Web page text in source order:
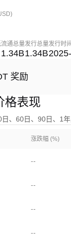
流通总量
1.34B
发行总量
1.34B
发行时
奖励
格表现
、60日、90日、1
涨跌幅 (%)
--
--
--
--